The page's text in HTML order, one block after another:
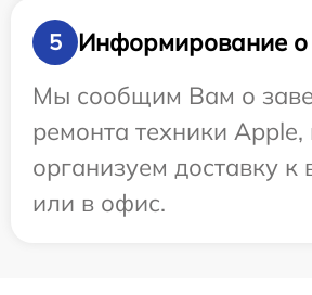
5
Информирование о
Мы сообщим Вам о
ремонта техники
организуем доставку
или в офис.